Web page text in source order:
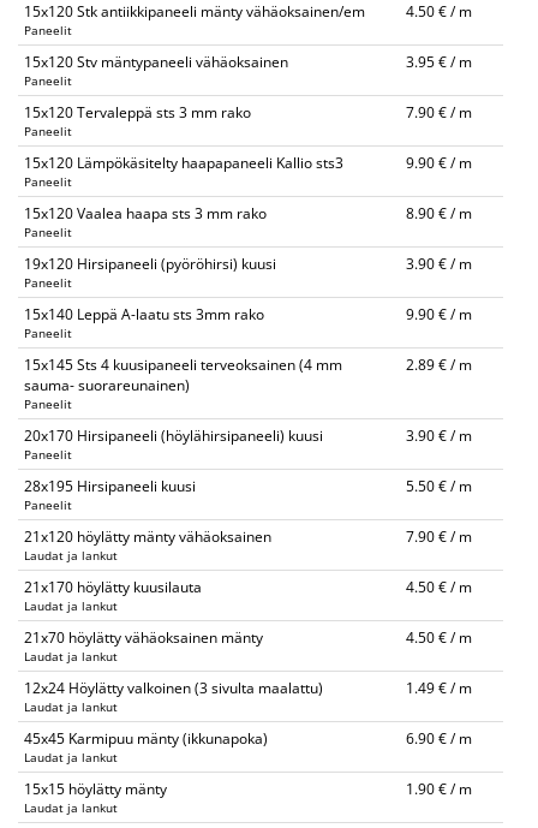
15x120 Stk antiikkipaneeli mänty vähäoksainen/em
Paneelit
4.50 € / m
15x120 Stv mäntypaneeli vähäoksainen
Paneelit
3.95 € / m
15x120 Tervaleppä sts 3 mm rako
Paneelit
7.90 € / m
15x120 Lämpökäsitelty haapapaneeli Kallio sts3
Paneelit
9.90 € / m
15x120 Vaalea haapa sts 3 mm rako
Paneelit
8.90 € / m
19x120 Hirsipaneeli (pyöröhirsi) kuusi
Paneelit
3.90 € / m
15x140 Leppä A-laatu sts 3mm rako
Paneelit
9.90 € / m
15x145 Sts 4 kuusipaneeli terveoksainen (4 mm
sauma- suorareunainen)
Paneelit
2.89 € / m
20x170 Hirsipaneeli (höylähirsipaneeli) kuusi
Paneelit
3.90 € / m
28x195 Hirsipaneeli kuusi
Paneelit
5.50 € / m
21x120 höylätty mänty vähäoksainen
Laudat ja lankut
7.90 € / m
21x170 höylätty kuusilauta
Laudat ja lankut
4.50 € / m
21x70 höylätty vähäoksainen mänty
Laudat ja lankut
4.50 € / m
12x24 Höylätty valkoinen (3 sivulta maalattu)
Laudat ja lankut
1.49 € / m
45x45 Karmipuu mänty (ikkunapoka)
Laudat ja lankut
6.90 € / m
15x15 höylätty mänty
Laudat ja lankut
1.90 € / m